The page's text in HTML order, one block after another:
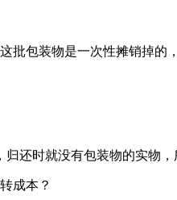
批包装物是一次性摊销掉
还时就没有包装物的实物
成本？